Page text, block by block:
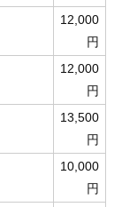
12,000
円
12,000
円
13,500
円
10,000
円